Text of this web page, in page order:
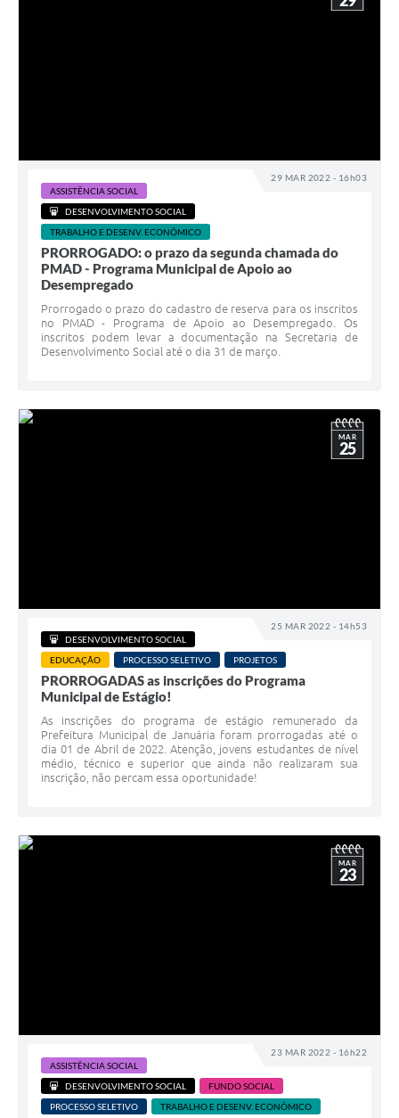
29 MAR 2022 - 16h03
ASSISTÊNCIA SOCIAL
DESENVOLVIMENTO SOCIAL
TRABALHO E DESENV. ECONÔMICO
PRORROGADO: o prazo da segunda chamada do
PMAD - Programa Municipal de Apoio ao
Desempregado
Prorrogado o prazo do cadastro de reserva para os inscritos
no PMAD - Programa de Apoio ao Desempregado. Os
inscritos podem levar a documentação na Secretaria de
Desenvolvimento Social até o dia 31 de março.
25 MAR 2022 - 14h53
MAR
25
DESENVOLVIMENTO SOCIAL
EDUCAÇÃO
PROCESSO SELETIVO PROJETOS
PRORROGADAS as inscrições do Programa
Municipal de Estágio!
As inscrições do programa de estágio remunerado da
Prefeitura Municipal de Januária foram prorrogadas até o
dia 01 de Abril de 2022. Atenção, jovens estudantes de nível
médio, técnico e superior que ainda não realizaram sua
inscrição, não percam essa oportunidade!
23 MAR 2022 - 16h22
MAR
23
ASSISTÊNCIA SOCIAL
DESENVOLVIMENTO SOCIAL
FUNDO SOCIAL
PROCESSO SELETIVO
TRABALHO E DESENV. ECONÔMICO